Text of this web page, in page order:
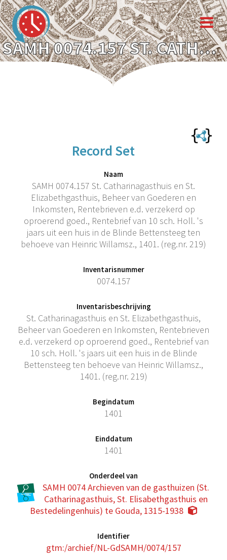
SAMH 0074.157 ST. CATHARINAGASTHUIS EN ST. ELIZABETHGASTHUIS, BEHEER VAN GOEDEREN EN INKOMSTEN, RENTEBRIEVEN E.D. VERZEKERD OP OPROEREND GOED., RENTEBRIEF VAN 10 SCH. HOLL. 'S JAARS UIT EEN HUIS IN DE BLINDE BETTENSTEEG TEN BEHOEVE VAN HEINRIC WILLAMSZ., 1401. (REG.NR. 219)
Record Set
Naam
SAMH 0074.157 St. Catharinagasthuis en St.
Elizabethgasthuis, Beheer van Goederen en
Inkomsten, Rentebrieven e.d. verzekerd op
oproerend goed., Rentebrief van 10 sch. Holl. 's
jaars uit een huis in de Blinde Bettensteeg ten
behoeve van Heinric Willamsz., 1401. (reg.nr. 219)
Inventarisnummer
0074.157
Inventarisbeschrijving
St. Catharinagasthuis en St. Elizabethgasthuis,
Beheer van Goederen en Inkomsten, Rentebrieven
e.d. verzekerd op oproerend goed., Rentebrief van
10 sch. Holl. 's jaars uit een huis in de Blinde
Bettensteeg ten behoeve van Heinric Willamsz.,
1401. (reg.nr. 219)
Begindatum
1401
Einddatum
1401
Onderdeel van
SAMH 0074 Archieven van de gasthuizen (St.
Catharinagasthuis, St. Elisabethgasthuis en
Bestedelingenhuis) te Gouda, 1315-1938
Identifier
gtm:/archief/NL-GdSAMH/0074/157